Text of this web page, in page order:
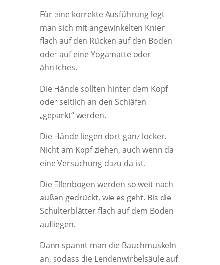
Für eine korrekte Ausführung legt
man sich mit angewinkelten Knien
flach auf den Rücken auf den Boden
oder auf eine Yogamatte oder
ähnliches.
Die Hände sollten hinter dem Kopf
oder seitlich an den Schläfen
„geparkt“ werden.
Die Hände liegen dort ganz locker.
Nicht am Kopf ziehen, auch wenn da
eine Versuchung dazu da ist.
Die Ellenbogen werden so weit nach
außen gedrückt, wie es geht. Bis die
Schulterblätter flach auf dem Boden
aufliegen.
Dann spannt man die Bauchmuskeln
an, sodass die Lendenwirbelsäule auf